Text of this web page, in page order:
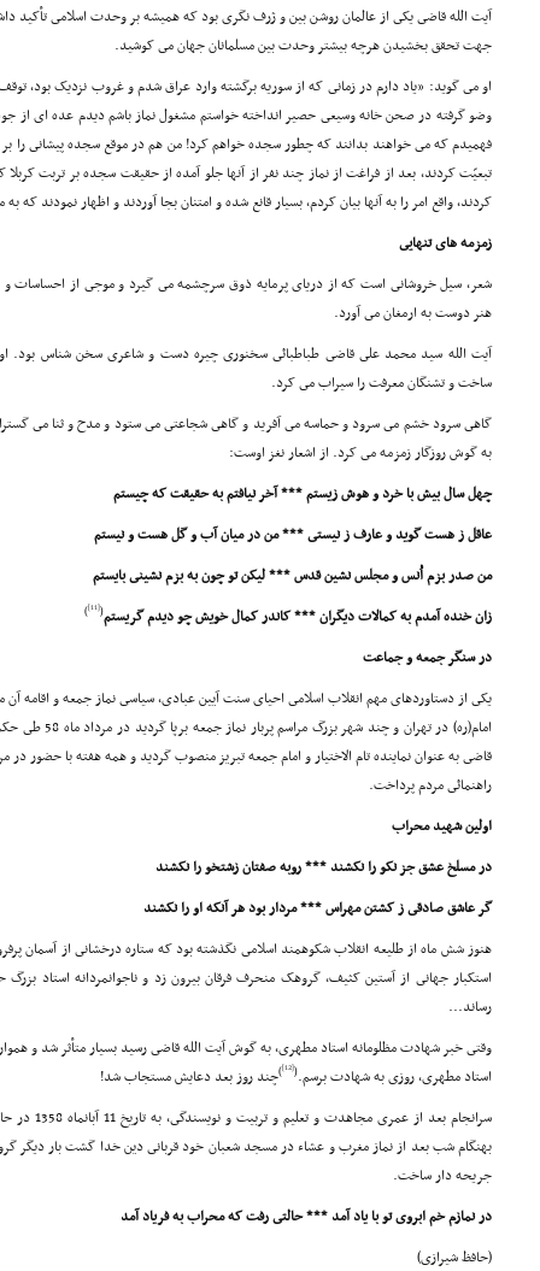
آیت الله قاضى یکى از عالمان روشن بین و ژرف نگرى بود که همیشه بر وحدت اسلامى تأکید
جهت تحقق بخشیدن هرچه بیشتر وحدت بین مسلمانان جهان مى کوشید.
او مى گوید: «یاد دارم در زمانى که از سوریه برگشته وارد عراق شدم و غروب نزدیک بود،
وضو گرفته در صحن خانه وسیعى حصیر انداخته خواستم مشغول نماز باشم دیدم عده اى از
فهمیدم که مى خواهند بدانند که چطور سجده خواهم کرد! من هم در موقع سجده پیشانى را بر
تبعیّت کردند، بعد از فراغت از نماز چند نفر از آنها جلو آمده از حقیقت سجده بر تربت
کردند، واقع امر را به آنها بیان کردم، بسیار قانع شده و امتنان بجا آوردند و اظهار نمودند که
زمزمه هاى تنهایى
شعر، سیل خروشانى است که از دریاى پرمایه ذوق سرچشمه مى گیرد و موجى از احساسات و
هنر دوست به ارمغان مى آورد.
آیت الله سید محمد على قاضى طباطبائى سخنورى چیره دست و شاعرى سخن شناس بود.
ساخت و تشنگان معرفت را سیراب مى کرد.
گاهى سرود خشم مى سرود و حماسه مى آفرید و گاهى شجاعتى مى ستود و مدح و ثنا مى
به گوش روزگار زمزمه مى کرد. از اشعار نغز اوست:
چهل سال بیش با خرد و هوش زیستم *** آخر نیافتم به حقیقت که چیستم
عاقل ز هست گوید و عارف ز نیستى *** من در میان آب و گل هست و نیستم
من صدر بزم اُنس و مجلس نشین قدس *** لیکن تو چون به بزم نشینى بایستم
زان خنده آمدم به کمالات دیگران *** کاندر کمال خویش چو دیدم گریستم(
[11]
)
در سنگر جمعه و جماعت
یکى از دستاوردهاى مهم انقلاب اسلامى احیاى سنت آیین عبادى، سیاسى نماز جمعه و اقامه
امام(ره) در تهران
قاضى به عنوان نماینده تام الاختیار و امام جمعه تبریز منصوب گردید و همه هفته با حضور در
راهنمائى مردم پرداخت.
اولین شهید محراب
در مسلخ عشق جز نکو را نکشند *** روبه صفتان زشتخو را نکشند
گر عاشق صادقى ز کشتن مهراس *** مردار بود هر آنکه او را نکشند
هنوز شش ماه از طلیعه انقلاب شکوهمند اسلامى نگذشته بود که ستاره درخشانى از آسمان
استکبار جهانى از آستین کثیف، گروهک منحرف فرقان بیرون زد و ناجوانمردانه استاد
رساند...
وقتى خبر شهادت مظلومانه استاد مطهرى، به گوش آیت الله قاضى رسید بسیار متأثر شد و
استاد مطهرى، روزى به شهادت برسم.(
[12]
)چند روز بعد دعایش مستجاب شد!
سرانجام بعد از عمرى مجاهدت و تعلیم و تربیت و نویسندگى، به تاریخ 11 آبانماه 1358 در حالى که روز عید قربان
بهنگام شب بعد از نماز مغرب و عشاء در مسجد شعبان خود قربانى دین خدا گشت بار دیگر
جریحه دار ساخت.
در نمازم خم ابروى تو با یاد آمد *** حالتى رفت که محراب به فریاد آمد
(حافظ شیرازى)